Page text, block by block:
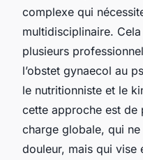
complexe qui
multidisciplinaire.
plusieurs
l’obstet gynaecol au
le nutritionniste et le
cette approche est de
charge globale, qui
douleur, mais qui vise